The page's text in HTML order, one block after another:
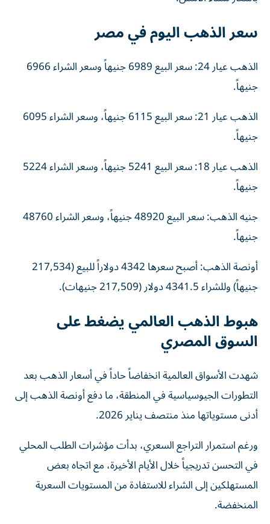
سعر الذهب اليوم في مصر
الذهب عيار 24: سعر البيع 6989 جنيهاً وسعر الشراء 6966
جنيهاً.
الذهب عيار 21: سعر البيع 6115 جنيهاً، وسعر الشراء 6095
جنيهاً.
الذهب عيار 18: سعر البيع 5241 جنيهاً، وسعر الشراء 5224
جنيهاً.
جنيه الذهب: سعر البيع 48920 جنيهاً، وسعر الشراء 48760
جنيهاً.
أونصة الذهب: أصبح سعرها 4342 دولاراً للبيع (217,534
جنيهاً) وللشراء 4341.5 دولار (217,509 جنيهات).
هبوط الذهب العالمي يضغط على
السوق المصري
شهدت الأسواق العالمية انخفاضاً حاداً في أسعار الذهب بعد
التطورات الجيوسياسية في المنطقة، ما دفع أونصة الذهب إلى
أدنى مستوياتها منذ منتصف يناير 2026.
ورغم استمرار التراجع السعري، بدأت مؤشرات الطلب المحلي
في التحسن تدريجياً خلال الأيام الأخيرة، مع اتجاه بعض
المستهلكين إلى الشراء للاستفادة من المستويات السعرية
المنخفضة.